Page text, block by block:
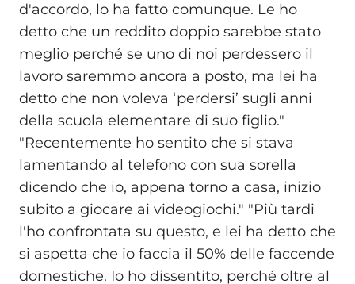
d'accordo, lo ha fatto comunque. Le ho
detto che un reddito doppio sarebbe stato
meglio perché se uno di noi perdessero il
lavoro saremmo ancora a posto, ma lei ha
detto che non voleva ‘perdersi’ sugli anni
della scuola elementare di suo figlio."
"Recentemente ho sentito che si stava
lamentando al telefono con sua sorella
dicendo che io, appena torno a casa, inizio
subito a giocare ai videogiochi." "Più tardi
l'ho confrontata su questo, e lei ha detto che
si aspetta che io faccia il 50% delle faccende
domestiche. Io ho dissentito, perché oltre al